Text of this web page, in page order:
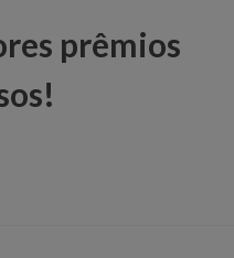
buscaram
sociais:
em pouco
prêmios